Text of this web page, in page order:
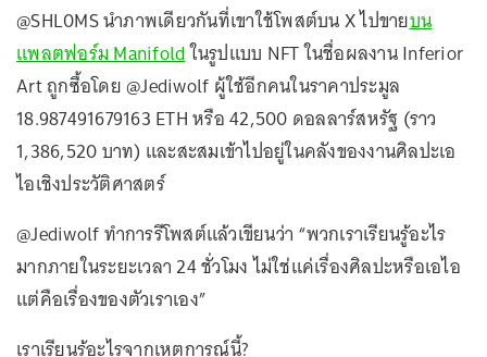
@SHL0MS นำภาพเดียวกันที่เขาใช้โพสต์บน X ไปขายบน
แพลตฟอร์ม Manifoldในรูปแบบ NFT ในชื่อผลงาน Inferior
Art ถูกซื้อโดย @Jediwolf ผู้ใช้อีกคนในราคาประมูล
18.987491679163 ETH หรือ 42,500 ดอลลาร์สหรัฐ (ราว
1,386,520 บาท) และสะสมเข้าไปอยู่ในคลังของงานศิลปะเอ
ไอเชิงประวัติศาสตร์
@Jediwolf ทำการรีโพสต์แล้วเขียนว่า “พวกเราเรียนรู้อะไร
มากภายในระยะเวลา 24 ชั่วโมง ไม่ใช่แค่เรื่องศิลปะหรือเอไอ
แต่คือเรื่องของตัวเราเอง”
เราเรียนรู้อะไรจากเหตุการณ์นี้?